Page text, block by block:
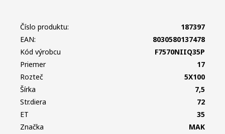
Číslo produktu:
187397
EAN:
8030580137478
Kód výrobcu
F7570NIIQ35P
Priemer
17
Rozteč
5X100
Šírka
7,5
Str.diera
72
ET
35
Značka
MAK